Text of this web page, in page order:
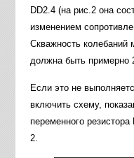
DD2.4 (на рис.2 она
изменением
Скважность колебаний
должна быть примерно
Если это не
включить схему,
переменного
2.